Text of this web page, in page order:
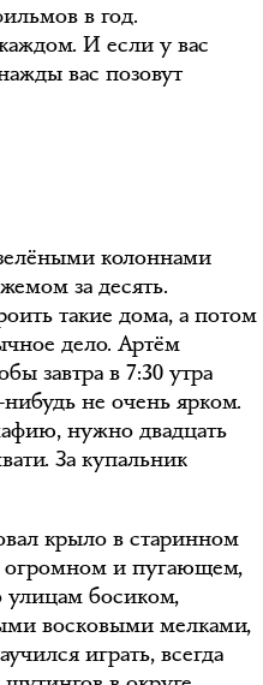
в год.
И если у вас
вас позовут
колоннами
за десять.
такие дома, а потом
дело. Артём
завтра в 7:30 утра
не очень ярком.
нужно двадцать
За купальник
крыло в старинном
огромном и пугающем,
улицам босиком,
восковыми мелками,
играть, всегда